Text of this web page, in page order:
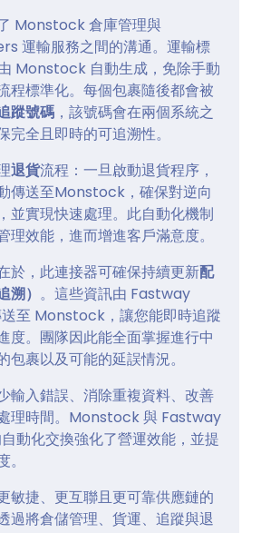
Monstock 倉庫管理與
運輸服務之間的溝通。運輸標
Monstock 自動生成，免除手動
程標準化。每個包裹隨後都會被
蹤號碼 ，該號碼會在兩個系統之
完全且即時的可追溯性。
退貨流程：一旦啟動退貨程序，
傳送至Monstock，確保對逆向
並實現快速處理。此自動化機制
理效能，進而增進客戶滿意度。
於，此連接器可確保持續更新配
溯） 。這些資訊由 Fastway
至 Monstock，讓您能即時追蹤
度。團隊因此能全面掌握進行中
包裹以及可能的延誤情況。
輸入錯誤、消除重複資料、改善
理時間。Monstock 與 Fastway
動化交換強化了營運效能，並提
敏捷、更互聯且更可靠供應鏈的
過將倉儲管理、貨運、追蹤與退